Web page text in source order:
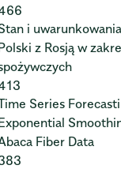
i
z Rosją w
Series
Fiber Data